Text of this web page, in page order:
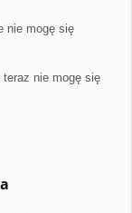
nie mogę się
teraz nie mogę się